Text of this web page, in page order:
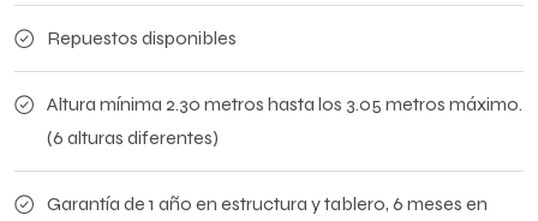
Repuestos disponibles
Altura mínima 2.30 metros hasta los 3.05 metros máximo.
(6 alturas diferentes)
Garantía de 1 año en estructura y tablero, 6 meses en